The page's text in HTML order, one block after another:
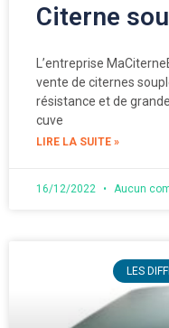
Citerne
L’entreprise
vente de citernes
résistance et de
cuve
LIRE LA SUITE »
16/12/2022 Aucun
LES